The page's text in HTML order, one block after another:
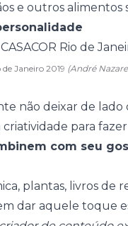
e outros alimentos
Janeiro 2019 (André
não deixar de lado
para
com seu
plantas, livros de
dar aquele toque